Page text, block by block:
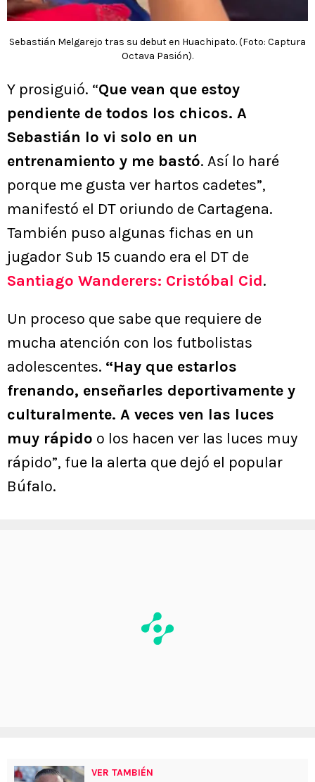
Sebastián Melgarejo tras su debut en Huachipato. (Foto: Captura
Octava Pasión).
Y prosiguió. “Que vean que estoy
pendiente de todos los chicos. A
Sebastián lo vi solo en un
entrenamiento y me bastó. Así lo haré
porque me gusta ver hartos cadetes”,
manifestó el DT oriundo de Cartagena.
También puso algunas fichas en un
jugador Sub 15 cuando era el DT de
Santiago Wanderers: Cristóbal Cid.
Un proceso que sabe que requiere de
mucha atención con los futbolistas
adolescentes. “Hay que estarlos
frenando, enseñarles deportivamente y
culturalmente. A veces ven las luces
muy rápido o los hacen ver las luces muy
rápido”, fue la alerta que dejó el popular
Búfalo.
VER TAMBIÉN